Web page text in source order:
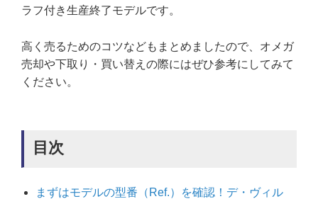
ラフ付き生産終了モデルです。
高く売るためのコツなどもまとめましたので、オメガ
売却や下取り・買い替えの際にはぜひ参考にしてみて
ください。
目次
まずはモデルの型番（Ref.）を確認！デ・ヴィル